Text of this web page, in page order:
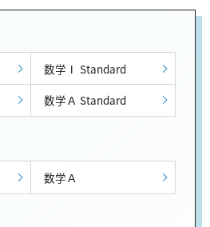
数学Ⅰ Standard
数学Ａ Standard
数学Ａ